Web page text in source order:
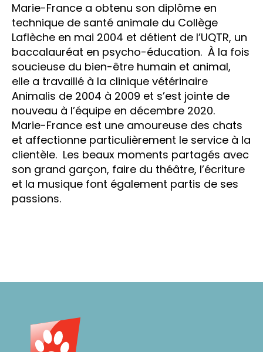
Marie-France a obtenu son diplôme en
technique de santé animale du Collège
Laflèche en mai 2004 et détient de l’UQTR, un
baccalauréat en psycho-éducation. À la fois
soucieuse du bien-être humain et animal,
elle a travaillé à la clinique vétérinaire
Animalis de 2004 à 2009 et s’est jointe de
nouveau à l’équipe en décembre 2020.
Marie-France est une amoureuse des chats
et affectionne particulièrement le service à la
clientèle. Les beaux moments partagés avec
son grand garçon, faire du théâtre, l’écriture
et la musique font également partis de ses
passions.